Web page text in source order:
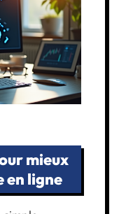
mieux
en ligne